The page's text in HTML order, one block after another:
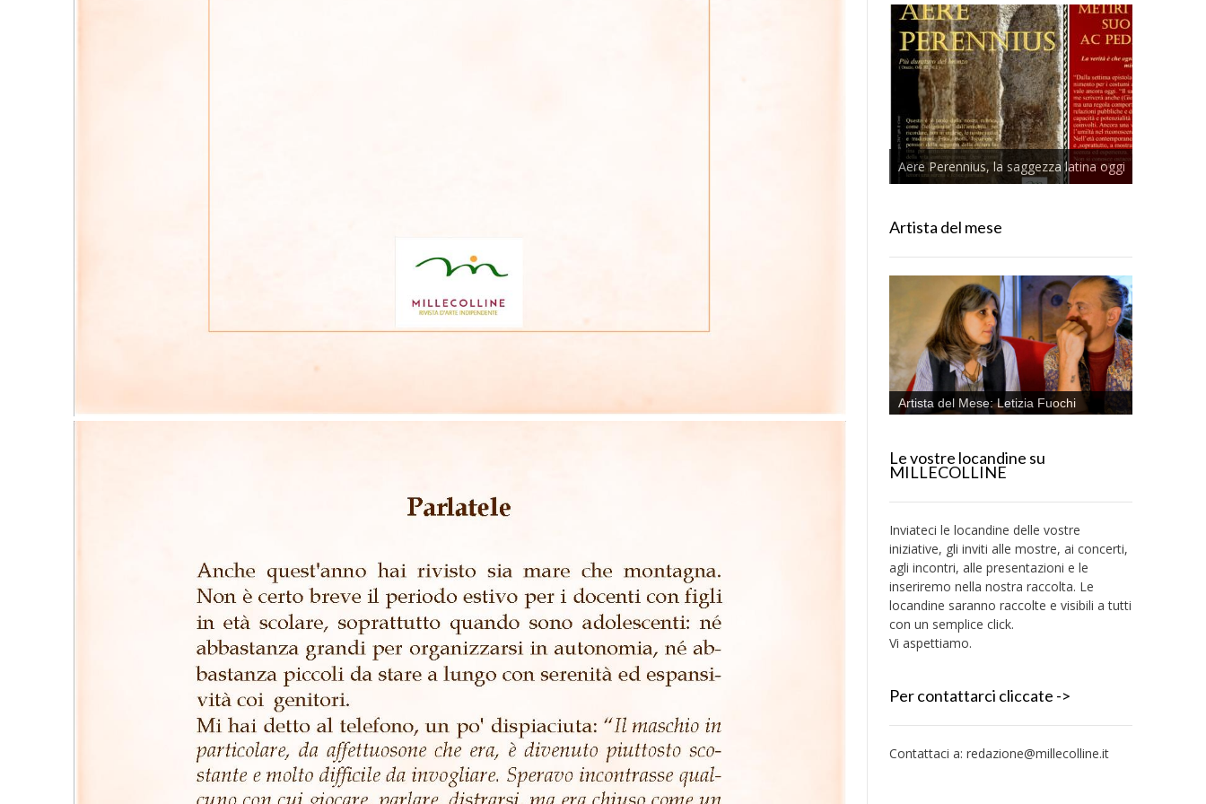
Aere Perennius, la saggezza latina oggi
Artista del mese
Artista del Mese: Letizia Fuochi
Le vostre locandine su
MILLECOLLINE
Inviateci le locandine delle vostre
iniziative, gli inviti alle mostre, ai concerti,
agli incontri, alle presentazioni e le
inseriremo nella nostra raccolta. Le
locandine saranno raccolte e visibili a tutti
con un semplice click.
Vi aspettiamo.
Per contattarci cliccate ->
Contattaci a: redazione@millecolline.it